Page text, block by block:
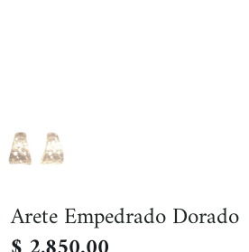
Arete Empedrado Dorado